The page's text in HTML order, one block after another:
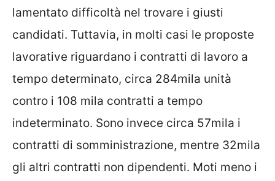
lamentato difficoltà nel trovare i giusti
candidati. Tuttavia, in molti casi le proposte
lavorative riguardano i contratti di lavoro a
tempo determinato, circa 284mila unità
contro i 108 mila contratti a tempo
indeterminato. Sono invece circa 57mila i
contratti di somministrazione, mentre 32mila
gli altri contratti non dipendenti. Moti meno i